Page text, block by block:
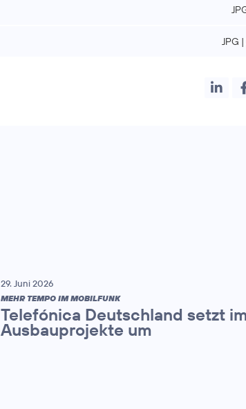
JPG
29. Juni 2026
MEHR TEMPO IM MOBILFUNK
Telefónica Deutschland setzt
Ausbauprojekte um